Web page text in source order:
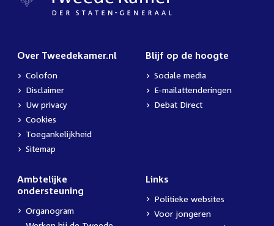
Over Tweedekamer.nl
Colofon
Disclaimer
Uw privacy
Cookies
Toegankelijkheid
Sitemap
Blijf op de hoogte
Sociale media
E-mailattenderingen
Debat Direct
Ambtelijke
ondersteuning
Organogram
Links
Politieke websites
Voor jongeren